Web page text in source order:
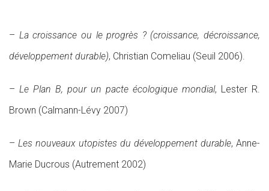
– La croissance ou le progrès ? (croissance, décroissance,
développement durable), Christian Comeliau (Seuil 2006).
– Le Plan B, pour un pacte écologique mondial, Lester R.
Brown (Calmann-Lévy 2007)
– Les nouveaux utopistes du développement durable, Anne-
Marie Ducrous (Autrement 2002)